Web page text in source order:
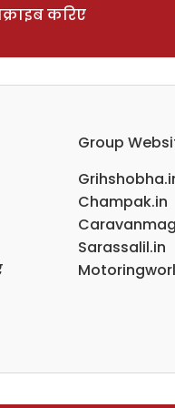
करिए
Group
Champak.in
Sarassalil.in